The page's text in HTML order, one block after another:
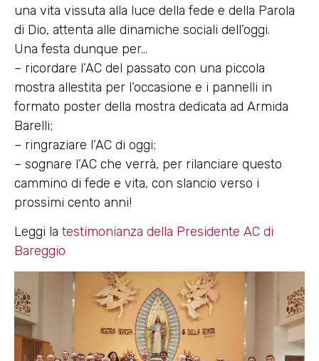
una vita vissuta alla luce della fede e della Parola
di Dio, attenta alle dinamiche sociali dell’oggi.
Una festa dunque per…
– ricordare l’AC del passato con una piccola
mostra allestita per l’occasione e i pannelli in
formato poster della mostra dedicata ad Armida
Barelli;
– ringraziare l’AC di oggi;
– sognare l’AC che verrà, per rilanciare questo
cammino di fede e vita, con slancio verso i
prossimi cento anni!
Leggi la testimonianza della Presidente AC di
Bareggio